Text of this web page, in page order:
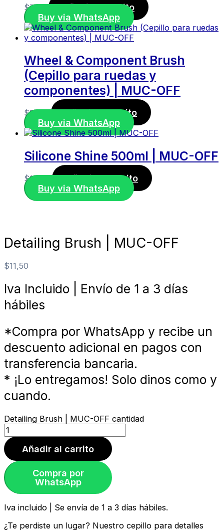
$7,00
Añadir al carrito
Buy via WhatsApp
Wheel & Component Brush
(Cepillo para ruedas y
componentes) | MUC-OFF
$11,50
Añadir al carrito
Buy via WhatsApp
Silicone Shine 500ml | MUC-OFF
$17,00
Añadir al carrito
Buy via WhatsApp
Detailing Brush | MUC-OFF
$11,50
Iva Incluido | Envío de 1 a 3 días
hábiles
*Compra por WhatsApp y recibe un
descuento adicional en pagos con
transferencia bancaria.
* ¡Lo entregamos! Solo dinos como y
cuando.
Detailing Brush | MUC-OFF cantidad
Añadir al carrito
Compra por
WhatsApp
Iva incluido | Se envía de 1 a 3 días hábiles.
¿Te perdiste un lugar? Nuestro cepillo para detalles